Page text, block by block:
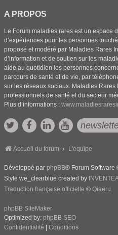
A PROPOS
Le Forum maladies rares est un espace
d’expériences pour les personnes
proposé et modéré par Maladies Rares
d’information et de soutien sur les
aide au quotidien les personnes
parcours de santé et de vie, par
sur les réseaux sociaux. Maladies
professionnels de santé et du secteur
Plus d’informations :
Accueil du forum L'équipe
Développé par phpBB® Forum Software
Style we_clearblue created by
Traduction française officielle © Qiaeru
phpBB SiteMaker
Optimized by: phpBB SEO
Confidentialité
Conditions